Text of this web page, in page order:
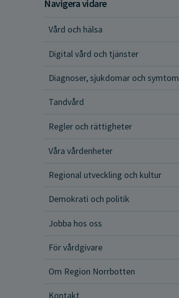
Navigera vidare
Vård och hälsa
Digital vård och tjänster
Diagnoser, sjukdomar och symtom
Tandvård
Regler och rättigheter
Våra vårdenheter
Regional utveckling och kultur
Demokrati och politik
Jobba hos oss
För vårdgivare
Om Region Norrbotten
Kontakt